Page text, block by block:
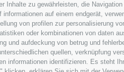
Inhalte zu gewährleisten, die
auf einem endgerät,
von profilen zur personalisierung
oder kombinationen von daten
und aufdeckung von betrug und
quellen, verknüpfung
informationen identifizieren. Es steht